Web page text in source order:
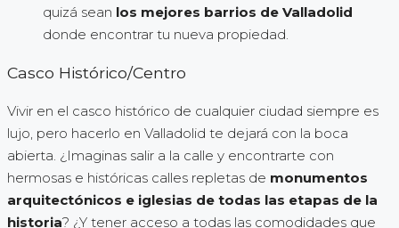
quizá sean los mejores barrios de Valladolid
donde encontrar tu nueva propiedad.
Casco Histórico/Centro
Vivir en el casco histórico de cualquier ciudad siempre es
lujo, pero hacerlo en Valladolid te dejará con la boca
abierta. ¿Imaginas salir a la calle y encontrarte con
hermosas e históricas calles repletas de monumentos
arquitectónicos e iglesias de todas las etapas de la
historia? ¿Y tener acceso a todas las comodidades que